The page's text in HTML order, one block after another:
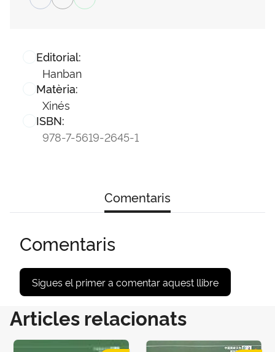
Editorial:
Hanban
Matèria:
Xinés
ISBN:
978-7-5619-2645-1
Comentaris
Comentaris
Sigues el primer a comentar aquest llibre
Articles relacionats